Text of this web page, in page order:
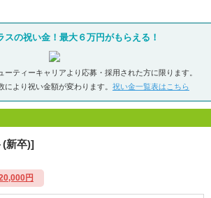
スの祝い金！最大６万円がもらえる！
ティーキャリアより応募・採用された方に限ります。
より祝い金額が変わります。 祝い金一覧表はこちら
(新卒)]
円